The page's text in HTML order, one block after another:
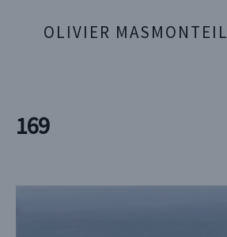
OLIVIER MASMONTEIL
169